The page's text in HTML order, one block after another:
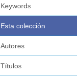
Keywords
Esta colección
Autores
Títulos